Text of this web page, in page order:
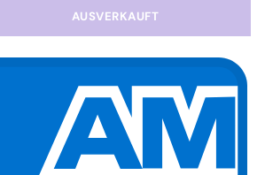
AUSVERKAUFT